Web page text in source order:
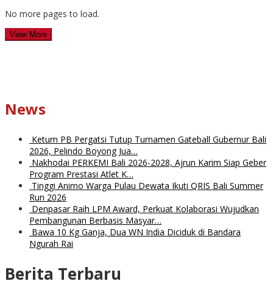
No more pages to load.
View More
News
Ketum PB Pergatsi Tutup Turnamen Gateball Gubernur Bali
2026, Pelindo Boyong Jua…
Nakhodai PERKEMI Bali 2026-2028, Ajrun Karim Siap Geber
Program Prestasi Atlet K…
Tinggi Animo Warga Pulau Dewata Ikuti QRIS Bali Summer
Run 2026
Denpasar Raih LPM Award, Perkuat Kolaborasi Wujudkan
Pembangunan Berbasis Masyar…
Bawa 10 Kg Ganja, Dua WN India Diciduk di Bandara
Ngurah Rai
Berita Terbaru